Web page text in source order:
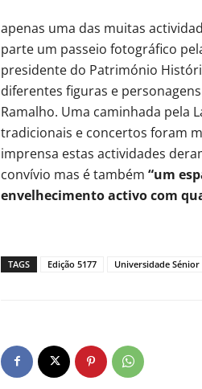
apenas uma das muitas
parte um passeio fotográfico
presidente do Património
diferentes figuras e
Ramalho. Uma caminhada pela
tradicionais e concertos foram
imprensa estas actividades
convívio mas é também “um
envelhecimento activo com
TAGS Edição 5177 Universidade Sénior